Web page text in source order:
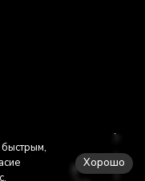
Хорошо